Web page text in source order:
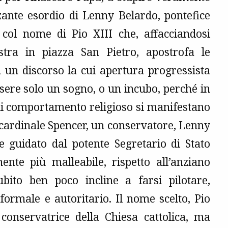
esordio di Lenny Belardo, pontefice
col nome di Pio XIII che, affacciandosi
in piazza San Pietro, apostrofa le
discorso la cui apertura progressista
solo un sogno, o un incubo, perché in
religioso si manifestano
Spencer, un conservatore, Lenny
guidato dal potente Segretario di Stato
più malleabile, rispetto all’anziano
ben poco incline a farsi pilotare,
e autoritario. Il nome scelto, Pio
della Chiesa cattolica, ma